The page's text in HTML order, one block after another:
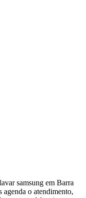
samsung em Barra
agenda o atendimento,